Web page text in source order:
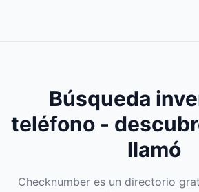
Búsqueda
teléfono -
llamó
Checknumber es un directorio